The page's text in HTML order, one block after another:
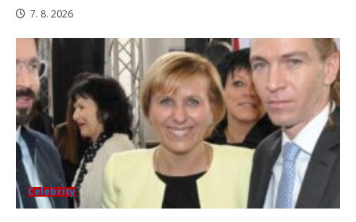
7. 8. 2026
Celebrity